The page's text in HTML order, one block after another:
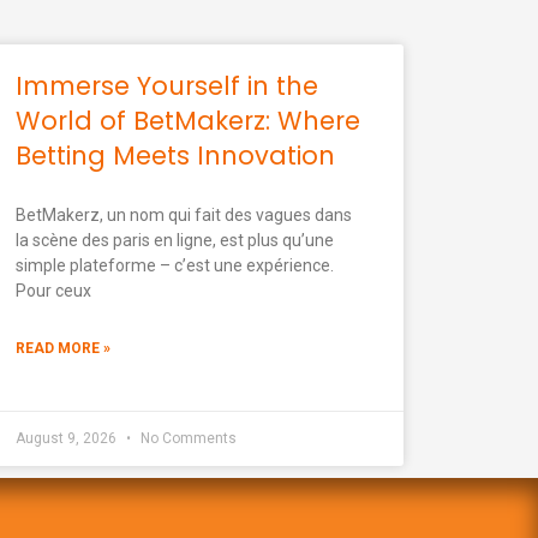
Immerse Yourself in the
World of BetMakerz: Where
Betting Meets Innovation
BetMakerz, un nom qui fait des vagues dans
la scène des paris en ligne, est plus qu’une
simple plateforme – c’est une expérience.
Pour ceux
READ MORE »
August 9, 2026 No Comments